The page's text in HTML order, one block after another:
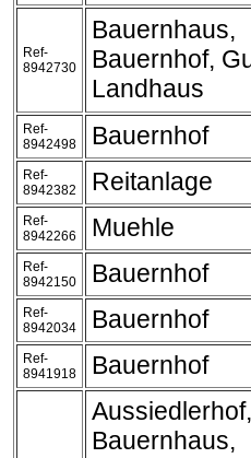
Ref-
8942730
Bauernhaus,
Bauernhof,
Landhaus
Ref-
8942498
Bauernhof
Ref-
8942382
Reitanlage
Ref-
8942266
Muehle
Ref-
8942150
Bauernhof
Ref-
8942034
Bauernhof
Ref-
8941918
Bauernhof
Aussiedlerhof,
Bauernhaus,